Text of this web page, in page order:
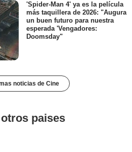
'Spider-Man 4' ya es la película
más taquillera de 2026: "Augura
un buen futuro para nuestra
esperada 'Vengadores:
Doomsday"
noticias de Cine
paises